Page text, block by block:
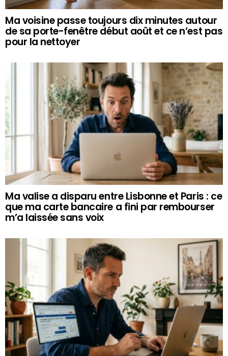
Ma voisine passe toujours dix minutes autour
de sa porte-fenêtre début août et ce n’est pas
pour la nettoyer
Ma valise a disparu entre Lisbonne et Paris : ce
que ma carte bancaire a fini par rembourser
m’a laissée sans voix